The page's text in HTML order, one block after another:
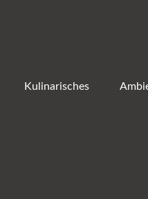
Kulinarisches